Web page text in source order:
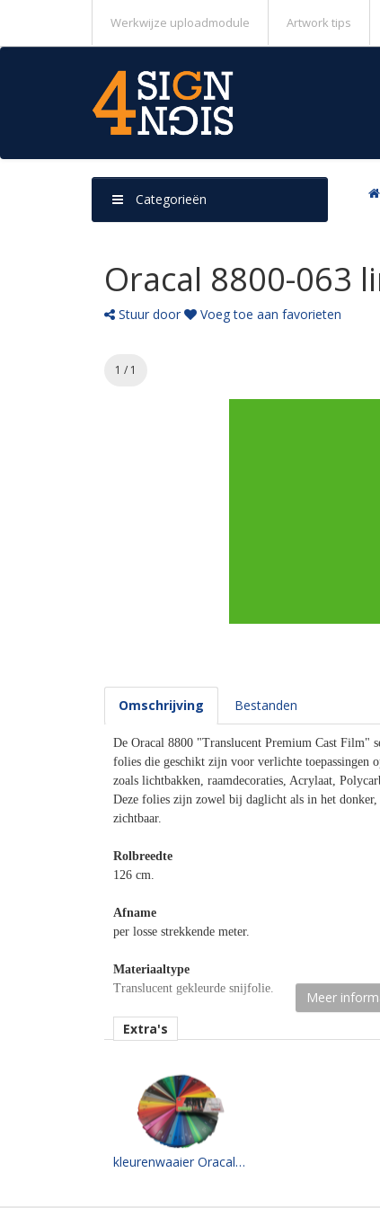
Werkwijze uploadmodule Artwork tips
Categorieën
Oracal 8800-063
Stuur door Voeg toe aan favorieten
1 / 1
Omschrijving Bestanden
De Oracal 8800 "Translucent Premium Cast Film"
folies die geschikt zijn voor verlichte toepassingen
zoals lichtbakken, raamdecoraties, Acrylaat,
Deze folies zijn zowel bij daglicht als in het
zichtbaar.
Rolbreedte
126 cm.
Afname
per losse strekkende meter.
Materiaaltype
Translucent gekleurde snijfolie.
kenmerk belijming
permanent, transparant, solvent gebaseerd.
Ondergrond
vlak, licht gebogen.
50 mu.
Meer
Extra's
kleurenwaaier Oracal illuminated signs